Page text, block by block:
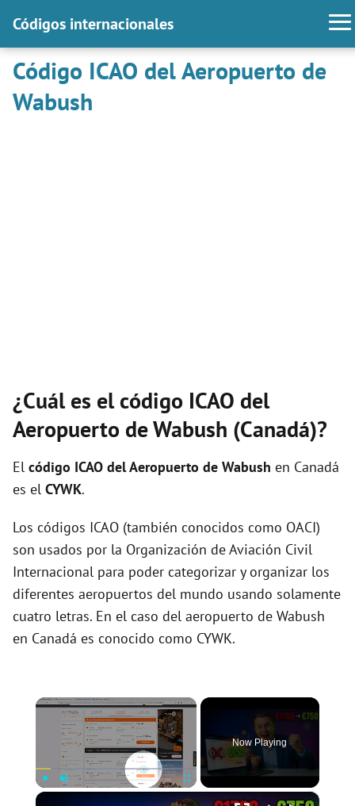
Códigos internacionales
Código ICAO del Aeropuerto de
Wabush
¿Cuál es el código ICAO del
Aeropuerto de Wabush (Canadá)?
El código ICAO delAeropuerto de Wabush en Canadá
es el CYWK.
Los códigos ICAO (también conocidos como OACI)
son usados por la Organización de Aviación Civil
Internacional para poder categorizar y organizar los
diferentes aeropuertos del mundo usando solamente
cuatro letras. En el caso del aeropuerto de Wabush
en Canadá es conocido como CYWK.
×
Now Playing
×